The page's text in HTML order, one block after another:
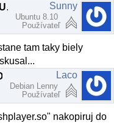
Re: Pozeranie videa na YOUTUBE
Sunny
Ubuntu 8.10
Používateľ
tam taky biely
Laco
Debian Lenny
Používateľ
nakopiruj do